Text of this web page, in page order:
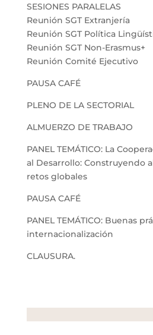
SESIONES PARALELAS
Reunión SGT Extranjería
Reunión SGT Política
Reunión SGT Non-Erasmus+
Reunión Comité Ejecutivo
PAUSA CAFÉ
PLENO DE LA SECTORIAL
ALMUERZO DE TRABAJO
PANEL TEMÁTICO: La
al Desarrollo: Construyendo
retos globales
PAUSA CAFÉ
PANEL TEMÁTICO: Buenas
internacionalización
CLAUSURA.